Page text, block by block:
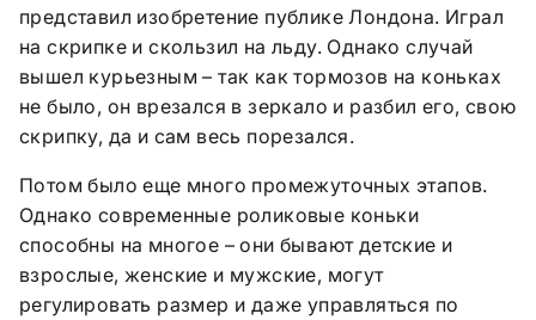
представил изобретение публике Лондона. Играл
на скрипке и скользил на льду. Однако случай
вышел курьезным – так как тормозов на коньках
не было, он врезался в зеркало и разбил его, свою
скрипку, да и сам весь порезался.
Потом было еще много промежуточных этапов.
Однако современные роликовые коньки
способны на многое – они бывают детские и
взрослые, женские и мужские, могут
регулировать размер и даже управляться по